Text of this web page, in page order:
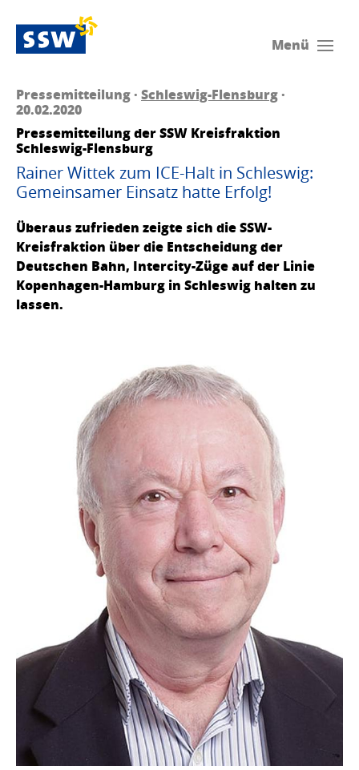
Menü
Pressemitteilung · Schleswig-Flensburg·
20.02.2020
Pressemitteilung der SSW Kreisfraktion
Schleswig-Flensburg
Rainer Wittek zum ICE-Halt in Schleswig:
Gemeinsamer Einsatz hatte Erfolg!
Überaus zufrieden zeigte sich die SSW-
Kreisfraktion über die Entscheidung der
Deutschen Bahn, Intercity-Züge auf der Linie
Kopenhagen-Hamburg in Schleswig halten zu
lassen.